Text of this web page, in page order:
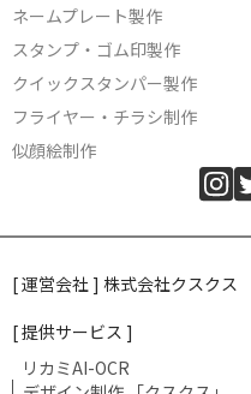
ネームプレート製作
スタンプ・ゴム印製作
クイックスタンパー製作
フライヤー・チラシ制作
似顔絵制作
[ 運営会社 ] 株式会社クスクス
[ 提供サービス ]
リカミAI-OCR